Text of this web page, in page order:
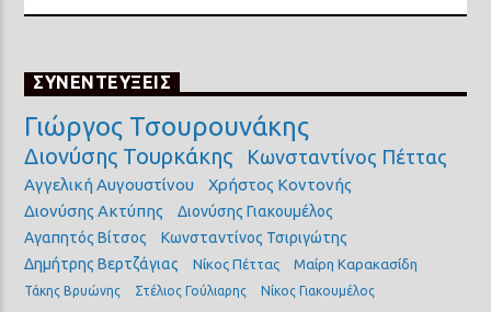
ΣΥΝΕΝΤΕΥΞΕΙΣ
Γιώργος Τσουρουνάκης
Διονύσης Τουρκάκης Κωνσταντίνος Πέττας
Αγγελική Αυγουστίνου
Χρήστος Κοντονής
Διονύσης Ακτύπης
Διονύσης Γιακουμέλος
Αγαπητός Βίτσος
Κωνσταντίνος Τσιριγώτης
Δημήτρης Βερτζάγιας
Νίκος Πέττας Μαίρη Καρακασίδη
Τάκης Βρυώνης Στέλιος Γούλιαρης
Νίκος Γιακουμέλος